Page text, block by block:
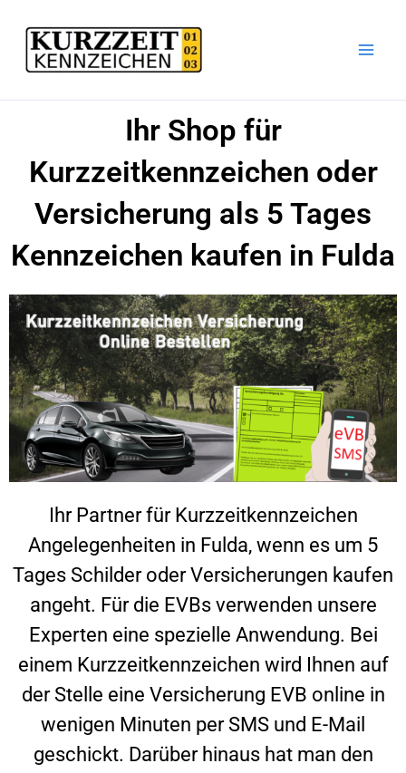
Inhalt
springen
Ihr Shop für
Kurzzeitkennzeichen oder
Versicherung als 5 Tages
Kennzeichen kaufen in Fulda
Ihr Partner für Kurzzeitkennzeichen
Angelegenheiten in Fulda, wenn es um 5
Tages Schilder oder Versicherungen kaufen
angeht. Für die EVBs verwenden unsere
Experten eine spezielle Anwendung. Bei
einem Kurzzeitkennzeichen wird Ihnen auf
der Stelle eine Versicherung EVB online in
wenigen Minuten per SMS und E-Mail
geschickt. Darüber hinaus hat man den